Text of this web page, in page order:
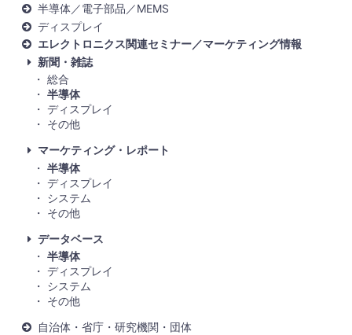
半導体／電子部品／MEMS
ディスプレイ
エレクトロニクス関連セミナー／マーケティング情報
新聞・雑誌
総合
半導体
ディスプレイ
その他
マーケティング・レポート
半導体
ディスプレイ
システム
その他
データベース
半導体
ディスプレイ
システム
その他
自治体・省庁・研究機関・団体